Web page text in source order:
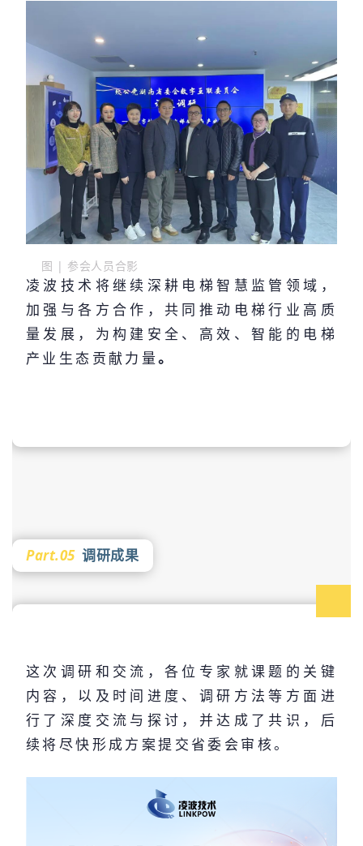
图 | 参会人员合影
凌波技术将继续深耕电梯智慧监管领域，
加强与各方合作，共同推动电梯行业高质
量发展，为构建安全、高效、智能的电梯
产业生态贡献力量。
Part.05 调研成果
这次调研和交流，各位专家就课题的关键
内容，以及时间进度、调研方法等方面进
行了深度交流与探讨，并达成了共识，后
续将尽快形成方案提交省委会审核。